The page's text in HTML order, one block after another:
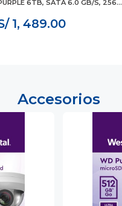
6TB, SATA 6.0 GB/S, 256...
1, 489.00
Accesorios